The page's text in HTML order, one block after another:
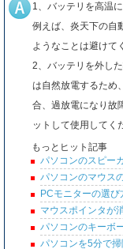
1、バッテリを高温
例えば、炎天下の自
ようなことは避けて
2、バッテリを外し
は自然放電するため
合、過放電になり故
ットして使用してく
もっとヒット記事
パソコンのスピー
パソコンのマウス
PCモニターの選び
マウスポインタが
パソコンのキーボ
パソコンを5分で